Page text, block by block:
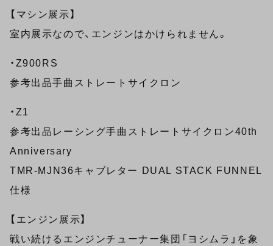
【マシン展示】
室内展示なので、エンジンはかけられません。
・Z900RS
参考出品手曲ストレートサイクロン
・Z1
参考出品レーシング手曲ストレートサイクロン40th
Anniversary
TMR-MJN36キャブレター DUAL STACK FUNNEL
仕様
【エンジン展示】
戦い続けるエンジンチューナー集団「ヨシムラ」を象